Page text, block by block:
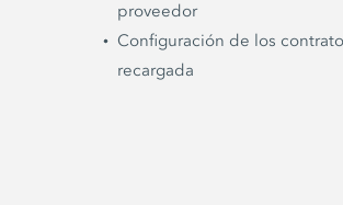
proveedor
Configuración de los
recargada